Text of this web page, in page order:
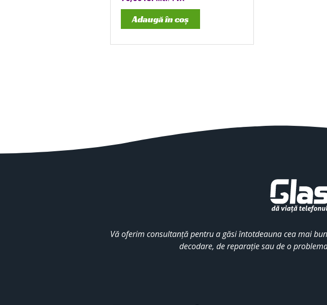
Adaugă în coș
Vă oferim consultanță pentru a găsi întotdeauna cea mai
decodare, de reparație sau de o